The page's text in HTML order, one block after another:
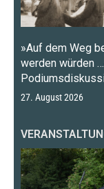
»Auf dem Weg
werden würden
27. August 2026